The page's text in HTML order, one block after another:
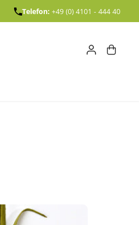
Telefon: +49 (0) 4101 - 444 40